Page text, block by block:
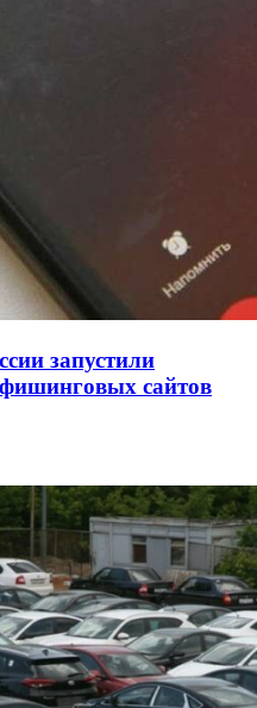
переполох“
экспорт:
млн долларов
запустили
сайтов